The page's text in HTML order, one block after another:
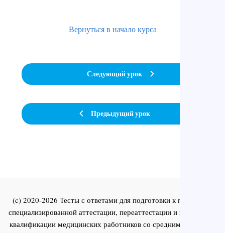
Предыдущий урок
Вернуться в начало курса
Следующий урок
(c) 2020-2026 Тесты с ответами для подготовки к первичной
специализированной аттестации, переаттестации и повышения
квалификации медицинских работников со средним и высшим